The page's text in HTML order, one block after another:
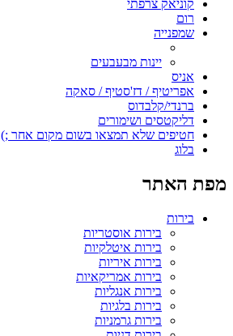
קוניאק צרפתי
רום
שמפנייה
יינות מבעבעים
אניס
אפריטיף / דז'סטיף / סאקה
ברנדי/קלבדוס
דליקטסים ושימורים
חטיפים שלא תמצאו בשום מקום אחר ;)
בלוג
מפת האתר
בירות
בירות אוסטריות
בירות איטלקיות
בירות איריות
בירות אמריקאיות
בירות אנגליות
בירות בלגיות
בירות גרמניות